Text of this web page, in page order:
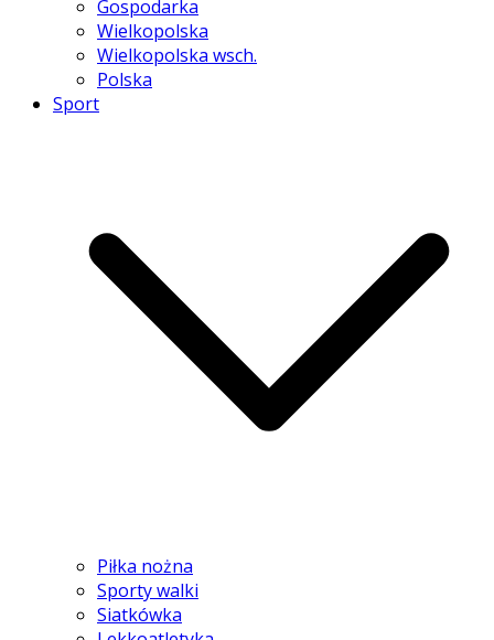
Gospodarka
Wielkopolska
Wielkopolska wsch.
Polska
Sport
Piłka nożna
Sporty walki
Siatkówka